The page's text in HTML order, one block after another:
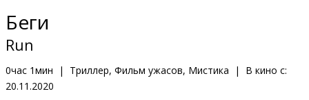
Клуб
Беги
Run
0час 1мин | Триллер, Фильм ужасов, Мистика |
В кино с:
20.11.2020